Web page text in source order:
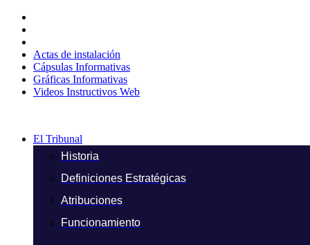
contenido
Actas de instalación
Cápsulas Informativas
Gráficas Informativas
Videos Instructivos Web
El Tribunal
Historia
Definiciones Estratégicas
Atribuciones
Funcionamiento